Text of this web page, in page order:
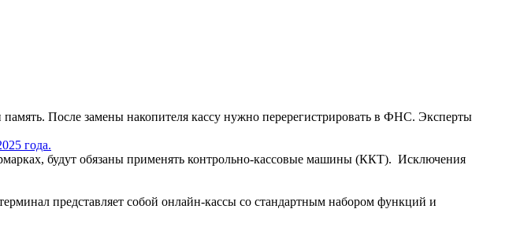
После замены накопителя кассу нужно перерегистрировать в ФНС. Эксперты
года.
будут обязаны применять контрольно-кассовые машины (ККТ). Исключения
представляет собой онлайн-кассы со стандартным набором функций и